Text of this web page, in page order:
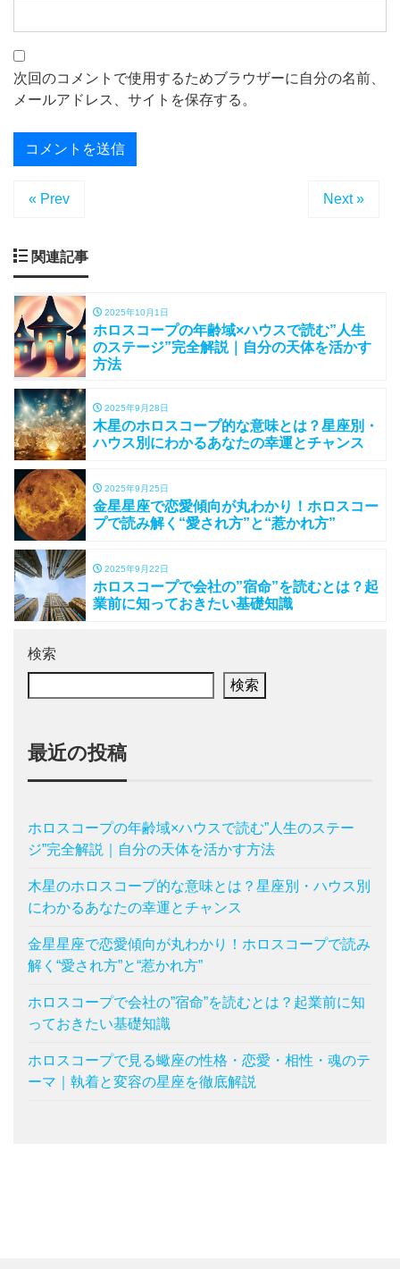
次回のコメントで使用するためブラウザーに自分の名前、
メールアドレス、サイトを保存する。
« Prev Next »
関連記事
2025年10月1日
ホロスコープの年齢域×ハウスで読む”人生
のステージ”完全解説｜自分の天体を活かす
方法
2025年9月28日
木星のホロスコープ的な意味とは？星座別・
ハウス別にわかるあなたの幸運とチャンス
2025年9月25日
金星星座で恋愛傾向が丸わかり！ホロスコー
プで読み解く“愛され方”と“惹かれ方”
2025年9月22日
ホロスコープで会社の”宿命”を読むとは？起
業前に知っておきたい基礎知識
検索
検索
最近の投稿
ホロスコープの年齢域×ハウスで読む”人生のステー
ジ”完全解説｜自分の天体を活かす方法
木星のホロスコープ的な意味とは？星座別・ハウス別
にわかるあなたの幸運とチャンス
金星星座で恋愛傾向が丸わかり！ホロスコープで読み
解く“愛され方”と“惹かれ方”
ホロスコープで会社の”宿命”を読むとは？起業前に知
っておきたい基礎知識
ホロスコープで見る蠍座の性格・恋愛・相性・魂のテ
ーマ｜執着と変容の星座を徹底解説